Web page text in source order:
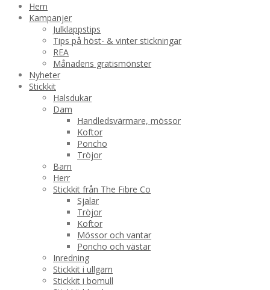
Hem
Kampanjer
Julklappstips
Tips på höst- & vinter stickningar
REA
Månadens gratismönster
Nyheter
Stickkit
Halsdukar
Dam
Handledsvärmare, mössor
Koftor
Poncho
Tröjor
Barn
Herr
Stickkit från The Fibre Co
Sjalar
Tröjor
Koftor
Mössor och vantar
Poncho och västar
Inredning
Stickkit i ullgarn
Stickkit i bomull